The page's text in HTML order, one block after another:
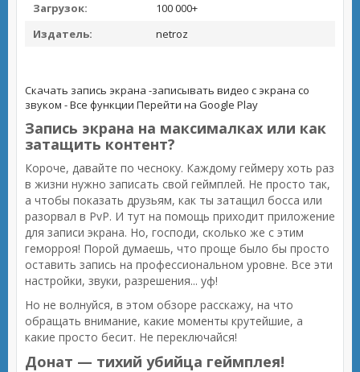
Загрузок:
100 000+
Издатель:
netroz
Скачать запись экрана -записывать видео с экрана со
звуком - Все функции Перейти на Google Play
Запись экрана на максималках или как
затащить контент?
Короче, давайте по чесноку. Каждому геймеру хоть раз
в жизни нужно записать свой геймплей. Не просто так,
а чтобы показать друзьям, как ты затащил босса или
разорвал в PvP. И тут на помощь приходит приложение
для записи экрана. Но, господи, сколько же с этим
геморроя! Порой думаешь, что проще было бы просто
оставить запись на профессиональном уровне. Все эти
настройки, звуки, разрешения... уф!
Но не волнуйся, в этом обзоре расскажу, на что
обращать внимание, какие моменты крутейшие, а
какие просто бесит. Не переключайся!
Донат — тихий убийца геймплея!